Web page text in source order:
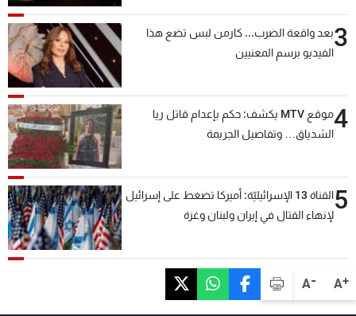
A+
A-
3بعد واقعة الضرب... كارمن لبس تضع هذا
الفيديو برسم المعنيين
4
موقع MTV يكشف: حكم بإعدام قاتل ريا
الشدياق… وتفاصيل الجريمة
5
القناة 13 الإسرائيليّة: أميركا تضغط على إسرائيل
لإنهاء القتال في إيران ولبنان وغزة